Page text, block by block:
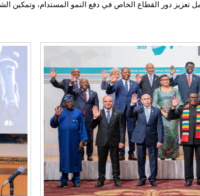
تعزيز دور القطاع الخاص في دفع النمو المستدام، وتمكين